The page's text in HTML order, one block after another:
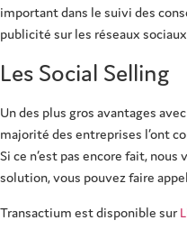
important dans le suivi des
publicité sur les réseaux
Les Social Selling
Un des plus gros avantages
majorité des entreprises l’ont
Si ce n’est pas encore fait,
solution, vous pouvez faire
Transactium est disponible sur